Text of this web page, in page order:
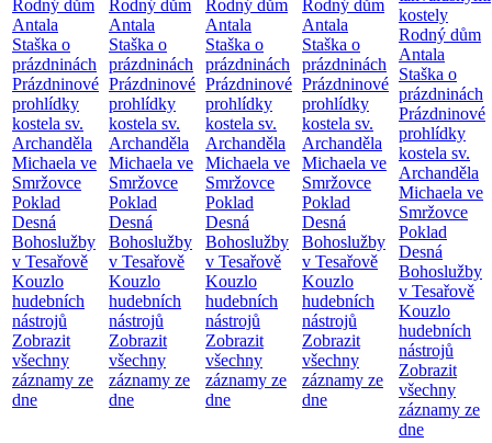
Rodný dům
Antala
Staška o
prázdninách
Prázdninové
prohlídky
kostela sv.
Archanděla
Michaela ve
Smržovce
Poklad
Desná
Bohoslužby
v Tesařově
Kouzlo
hudebních
nástrojů
Zobrazit
všechny
záznamy ze
dne
Rodný dům
Antala
Staška o
prázdninách
Prázdninové
prohlídky
kostela sv.
Archanděla
Michaela ve
Smržovce
Poklad
Desná
Bohoslužby
v Tesařově
Kouzlo
hudebních
nástrojů
Zobrazit
všechny
záznamy ze
dne
Rodný dům
Antala
Staška o
prázdninách
Prázdninové
prohlídky
kostela sv.
Archanděla
Michaela ve
Smržovce
Poklad
Desná
Bohoslužby
v Tesařově
Kouzlo
hudebních
nástrojů
Zobrazit
všechny
záznamy ze
dne
Rodný dům
Antala
Staška o
prázdninách
Prázdninové
prohlídky
kostela sv.
Archanděla
Michaela ve
Smržovce
Poklad
Desná
Bohoslužby
v Tesařově
Kouzlo
hudebních
nástrojů
Zobrazit
všechny
záznamy ze
dne
kostely
Rodný dům
Antala
Staška o
prázdninách
Prázdninové
prohlídky
kostela sv.
Archanděla
Michaela ve
Smržovce
Poklad
Desná
Bohoslužby
v Tesařově
Kouzlo
hudebních
nástrojů
Zobrazit
všechny
záznamy ze
dne